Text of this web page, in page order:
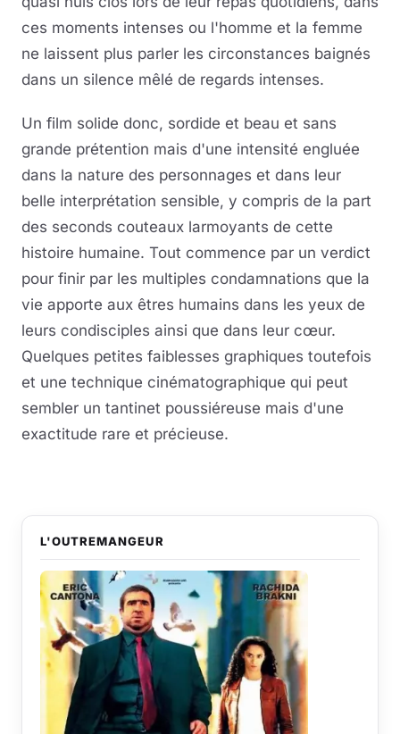
ces moments intenses ou l'homme et la femme
ne laissent plus parler les circonstances baignés
dans un silence mêlé de regards intenses.
Un film solide donc, sordide et beau et sans
grande prétention mais d'une intensité engluée
dans la nature des personnages et dans leur
belle interprétation sensible, y compris de la part
des seconds couteaux larmoyants de cette
histoire humaine. Tout commence par un verdict
pour finir par les multiples condamnations que la
vie apporte aux êtres humains dans les yeux de
leurs condisciples ainsi que dans leur cœur.
Quelques petites faiblesses graphiques toutefois
et une technique cinématographique qui peut
sembler un tantinet poussiéreuse mais d'une
exactitude rare et précieuse.
L'OUTREMANGEUR